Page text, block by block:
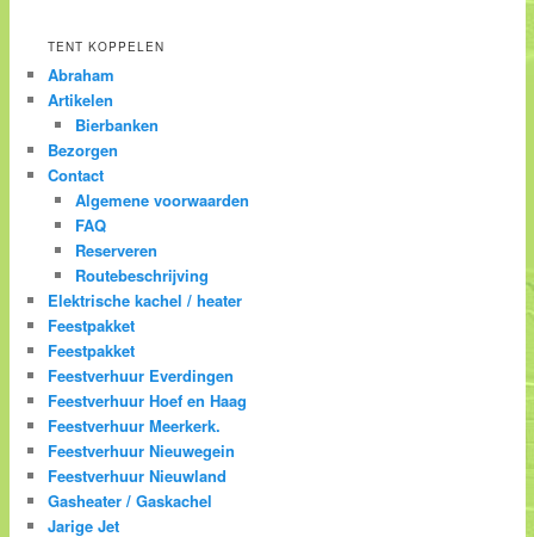
TENT KOPPELEN
Abraham
Artikelen
Bierbanken
Bezorgen
Contact
Algemene voorwaarden
FAQ
Reserveren
Routebeschrijving
Elektrische kachel / heater
Feestpakket
Feestpakket
Feestverhuur Everdingen
Feestverhuur Hoef en Haag
Feestverhuur Meerkerk.
Feestverhuur Nieuwegein
Feestverhuur Nieuwland
Gasheater / Gaskachel
Jarige Jet